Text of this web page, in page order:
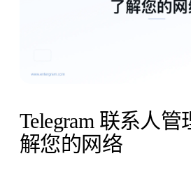
Telegram 联系人
解您的网络